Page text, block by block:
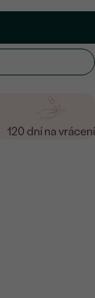
120 dní na vrácení